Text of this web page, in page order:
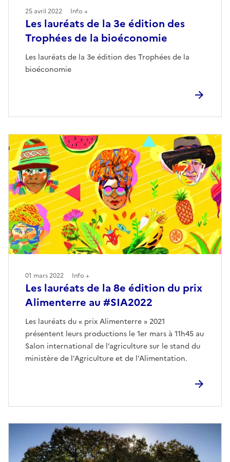
Les lauréats de la 3e édition des
Trophées de la bioéconomie
Les lauréats de la 3e édition des Trophées de la
bioéconomie
25 avril 2022 Info +
Les lauréats de la 8e édition du prix
Alimenterre au #SIA2022
Les lauréats du « prix Alimenterre » 2021
présentent leurs productions le 1er mars à 11h45 au
Salon international de l’agriculture sur le stand du
ministère de l'Agriculture et de l'Alimentation.
01 mars 2022 Info +